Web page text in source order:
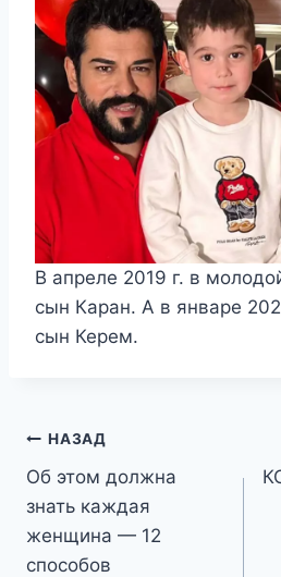
В апреле 2019 г. в
сын Каран. А в январе
сын Керем.
Навигация
по
записям
НАЗАД
Об этом должна
знать каждая
женщина — 12
способов